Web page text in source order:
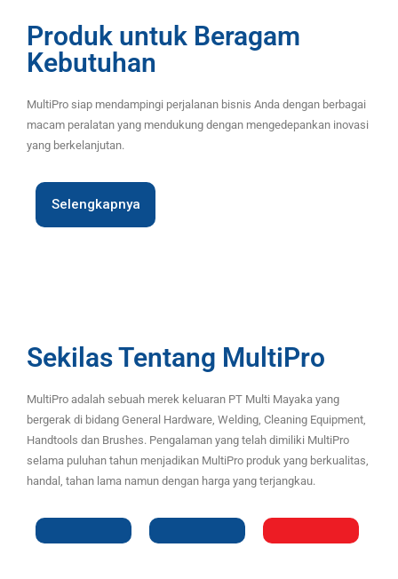
Produk untuk Beragam
Kebutuhan
MultiPro siap mendampingi perjalanan bisnis Anda dengan berbagai
macam peralatan yang mendukung dengan mengedepankan inovasi
yang berkelanjutan.
Selengkapnya
Sekilas Tentang MultiPro
MultiPro adalah sebuah merek keluaran PT Multi Mayaka yang
bergerak di bidang General Hardware, Welding, Cleaning Equipment,
Handtools dan Brushes. Pengalaman yang telah dimiliki MultiPro
selama puluhan tahun menjadikan MultiPro produk yang berkualitas,
handal, tahan lama namun dengan harga yang terjangkau.